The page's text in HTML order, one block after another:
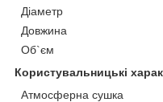
Діаметр
Довжина
Об`єм
Користувальницькі
Атмосферна сушка